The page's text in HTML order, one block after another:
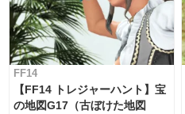
FF14
【FF14 トレジャーハント】宝
の地図G17（古ぼけた地図